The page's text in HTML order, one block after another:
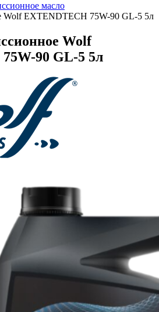
масло
Wolf EXTENDTECH 75W-90 GL-5 5л
Wolf
90 GL-5 5л